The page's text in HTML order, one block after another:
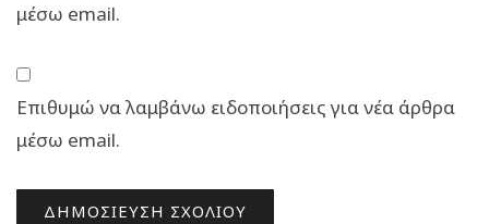
μέσω email.
Επιθυμώ να λαμβάνω ειδοποιήσεις για νέα άρθρα
μέσω email.